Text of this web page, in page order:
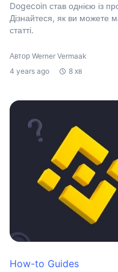
Dogecoin став однією із
Дізнайтеся, як ви можете
статті.
Автор Werner Vermaak
4 years ago
8 хв
How-to Guides